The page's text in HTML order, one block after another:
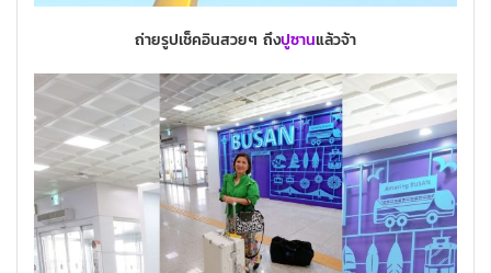
ถ่ายรูปเช็คอินสวยๆ ถึงปูซานแล้วจ้า